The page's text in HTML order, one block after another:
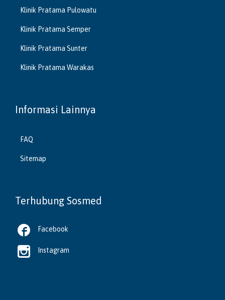
Klinik Pratama Pulowatu
Klinik Pratama Semper
Klinik Pratama Sunter
Klinik Pratama Warakas
Informasi Lainnya
FAQ
Sitemap
Terhubung Sosmed
 Facebook
 Instagram